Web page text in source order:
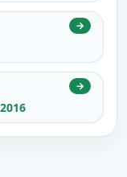
→
→